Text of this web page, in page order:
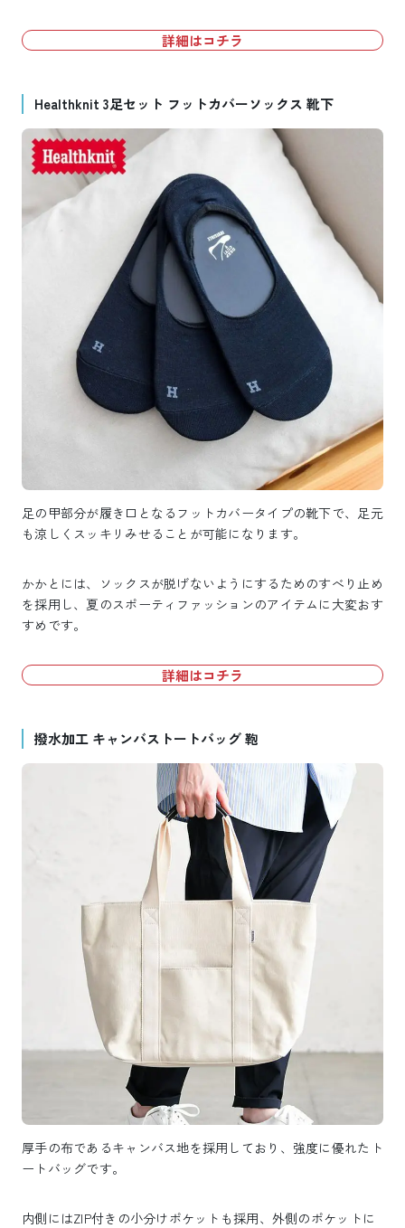
詳細はコチラ
Healthknit 3足セット フットカバーソックス 靴下
足の甲部分が履き口となるフットカバータイプの靴下で、足元
も涼しくスッキリみせることが可能になります。
かかとには、ソックスが脱げないようにするためのすべり止め
を採用し、夏のスポーティファッションのアイテムに大変おす
すめです。
詳細はコチラ
撥水加工 キャンバストートバッグ 鞄
厚手の布であるキャンバス地を採用しており、強度に優れたト
ートバッグです。
内側にはZIP付きの小分けポケットも採用、外側のポケットに